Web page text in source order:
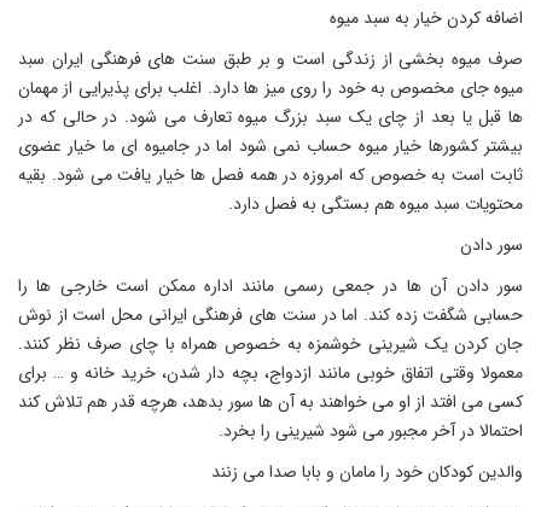
اضافه کردن خیار به سبد میوه
صرف میوه بخشی از زندگی است و بر طبق سنت های فرهنگی ایران سبد
میوه جای مخصوص به خود را روی میز ها دارد. اغلب برای پذیرایی از مهمان
ها قبل یا بعد از چای یک سبد بزرگ میوه تعارف می شود. در حالی که در
بیشتر کشورها خیار میوه حساب نمی شود اما در جامیوه ای ما خیار عضوی
ثابت است به خصوص که امروزه در همه فصل ها خیار یافت می شود. بقیه
محتویات سبد میوه هم بستگی به فصل دارد.
سور دادن
سور دادن آن ها در جمعی رسمی مانند اداره ممکن است خارجی ها را
حسابی شگفت زده کند. اما در سنت های فرهنگی ایرانی محل است از نوش
جان کردن یک شیرینی خوشمزه به خصوص همراه با چای صرف نظر کنند.
معمولا وقتی اتفاق خوبی مانند ازدواج، بچه دار شدن، خرید خانه و … برای
کسی می افتد از او می خواهند به آن ها سور بدهد، هرچه قدر هم تلاش کند
احتمالا در آخر مجبور می شود شیرینی را بخرد.
والدین کودکان خود را مامان و بابا صدا می زنند